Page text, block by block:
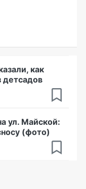
как
детсадов
ул. Майской:
(фото)